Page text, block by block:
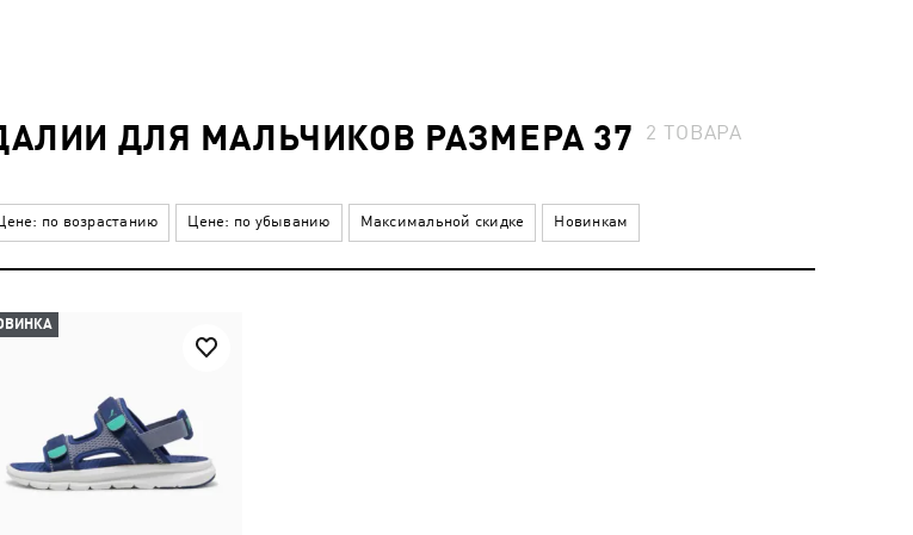
ДЛЯ МАЛЬЧИКОВ РАЗМЕРА 37 2ТОВАРА
по возрастанию Цене: по убыванию Максимальной скидке Новинкам